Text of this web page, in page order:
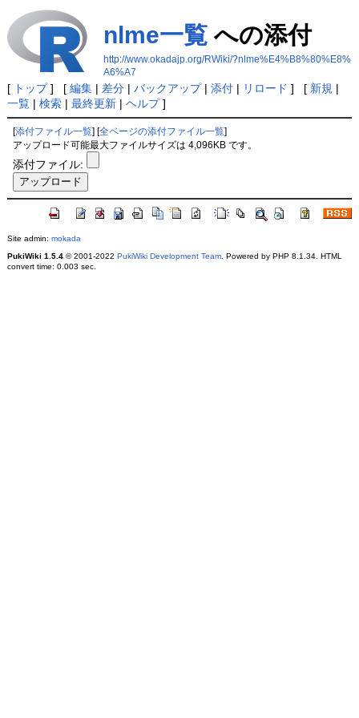
nlme一覧への添付
http://www.okadajp.org/RWiki/?nlme%E4%B8%80%E8%
A6%A7
[ トップ] [ 編集| 差分| バックアップ| 添付| リロード ] [ 新規 |
一覧| 検索| 最終更新| ヘルプ]
[添付ファイル一覧 ] [全ページの添付ファイル一覧
アップロード可能最大ファイルサイズは 4,096KB です。
添付ファイル:
Site admin: mokada
PukiWiki 1.5.4© 2001-2022 PukiWiki Development Team. Powered by PHP 8.1.34. HTML
convert time: 0.003 sec.